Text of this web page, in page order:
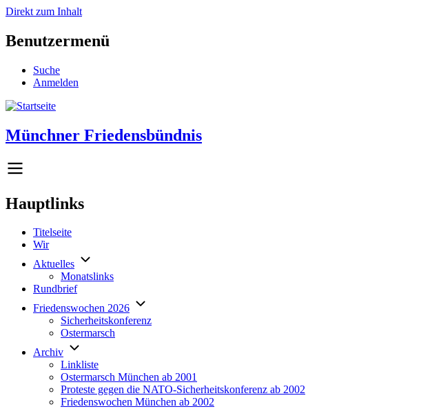
Direkt zum Inhalt
Benutzermenü
Suche
Anmelden
Münchner Friedensbündnis
Hauptlinks
Titelseite
Wir
Aktuelles
Monatslinks
Rundbrief
Friedenswochen 2026
Sicherheitskonferenz
Ostermarsch
Archiv
Linkliste
Ostermarsch München ab 2001
Proteste gegen die NATO-Sicherheitskonferenz ab 2002
Friedenswochen München ab 2002